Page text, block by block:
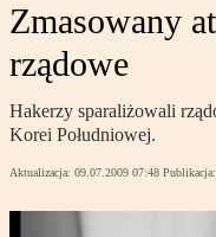
Zmasowany
rządowe
Hakerzy sparaliżowali
Korei Południowej.
Aktualizacja: 09.07.2009 07:48 Publikacja: